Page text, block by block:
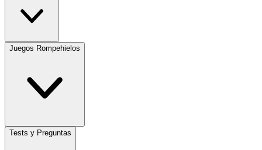
Juegos Rompehielos
Tests y Preguntas